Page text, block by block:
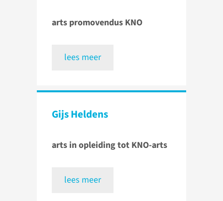
arts promovendus KNO
lees meer
Gijs Heldens
arts in opleiding tot KNO-arts
lees meer